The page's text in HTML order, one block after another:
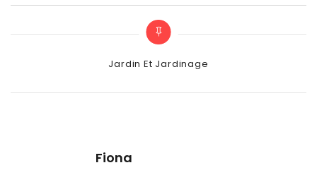
Categories
Jardin Et Jardinage
Fiona